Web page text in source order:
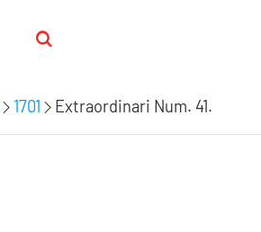
1701 Extraordinari Num. 41.